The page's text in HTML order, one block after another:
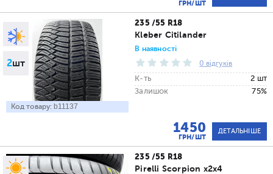
ГРН/ШТ
2шт
Код товару: b11137
235 /55 R18
Kleber Citilander
В наявності
0 відгуків
К-ть
2 шт
Залишок
75%
1450
ГРН/ШТ
ДЕТАЛЬНІШЕ
235 /55 R18
Pirelli Scorpion x2x4